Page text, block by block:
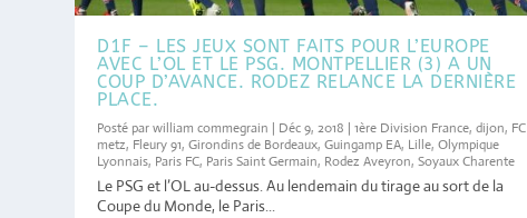
D1F – LES JEUX SONT FAITS POUR L’EUROPE
AVEC L’OL ET LE PSG. MONTPELLIER (3) A UN
COUP D’AVANCE. RODEZ RELANCE LA DERNIÈRE
PLACE.
Posté parwilliam commegrain | Déc 9, 2018 |1ère Division France,dijon, FC
metz, Fleury 91,Girondins de Bordeaux,Guingamp EA, Lille,Olympique
Lyonnais, Paris FC, Paris Saint Germain, Rodez Aveyron,Soyaux Charente
Le PSG et l’OL au-dessus. Au lendemain du tirage au sort de la
Coupe du Monde, le Paris...